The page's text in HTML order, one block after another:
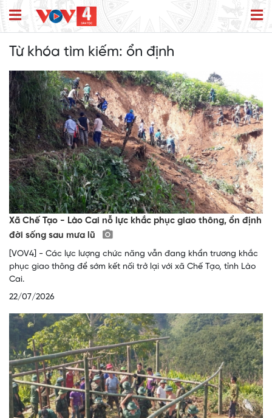
Từ khóa tìm kiếm: ổn định
Xã Chế Tạo - Lào Cai nỗ lực khắc phục giao thông, ổn định
đời sống sau mưa lũ
[VOV4] - Các lực lượng chức năng vẫn đang khẩn trương khắc
phục giao thông để sớm kết nối trở lại với xã Chế Tạo, tỉnh Lào
Cai.
22/07/2026